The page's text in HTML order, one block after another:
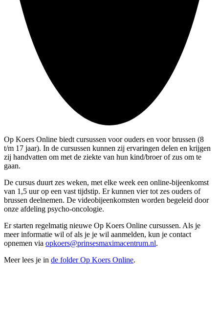
Op Koers Online biedt cursussen voor ouders en voor brussen (8
t/m 17 jaar). In de cursussen kunnen zij ervaringen delen en krijgen
zij handvatten om met de ziekte van hun kind/broer of zus om te
gaan.
De cursus duurt zes weken, met elke week een online-bijeenkomst
van 1,5 uur op een vast tijdstip. Er kunnen vier tot zes ouders of
brussen deelnemen. De videobijeenkomsten worden begeleid door
onze afdeling psycho-oncologie.
Er starten regelmatig nieuwe Op Koers Online cursussen. Als je
meer informatie wil of als je je wil aanmelden, kun je contact
opnemen via opkoers@prinsesmaximacentrum.nl.
Meer lees je in de folder Op Koers Online.